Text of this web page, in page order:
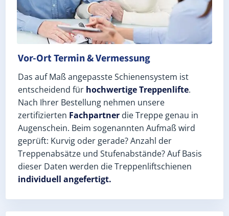
Vor-Ort Termin & Vermessung
Das auf Maß angepasste Schienensystem ist
entscheidend für hochwertige Treppenlifte.
Nach Ihrer Bestellung nehmen unsere
zertifizierten Fachpartner die Treppe genau in
Augenschein. Beim sogenannten Aufmaß wird
geprüft: Kurvig oder gerade? Anzahl der
Treppenabsätze und Stufenabstände? Auf Basis
dieser Daten werden die Treppenliftschienen
individuell angefertigt.